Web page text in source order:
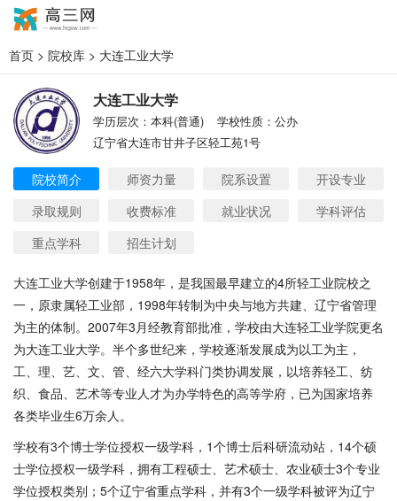
首页 > 院校库 > 大连工业大学
大连工业大学
学历层次：本科(普通)
学校性质：公办
辽宁省大连市甘井子区轻工苑1号
院校简介 师资力量 院系设置
开设专业
录取规则
收费标准 就业状况
学科评估
重点学科
招生计划
大连工业大学创建于1958年，是我国最早建立的4所轻工业院校之
一，原隶属轻工业部，1998年转制为中央与地方共建、辽宁省管理
为主的体制。2007年3月经教育部批准，学校由大连轻工业学院更名
为大连工业大学。半个多世纪来，学校逐渐发展成为以工为主，
工、理、艺、文、管、经六大学科门类协调发展，以培养轻工、纺
织、食品、艺术等专业人才为办学特色的高等学府，已为国家培养
各类毕业生6万余人。
学校有3个博士学位授权一级学科，1个博士后科研流动站，14个硕
士学位授权一级学科，拥有工程硕士、艺术硕士、农业硕士3个专业
学位授权类别；5个辽宁省重点学科，并有3个一级学科被评为辽宁